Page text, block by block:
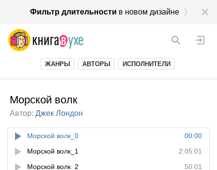
Фильтр длительности в новом дизайне
ЖАНРЫ АВТОРЫ ИСПОЛНИТЕЛИ
Морской волк
Автор: Джек Лондон
00:00
Морской волк_0
2:05:01
Морской волк_1
50:01
Морской волк_2